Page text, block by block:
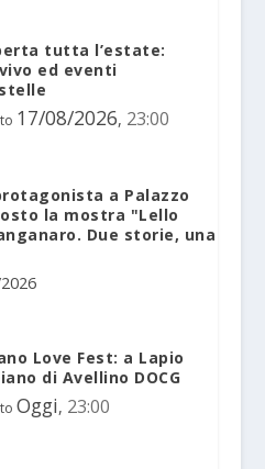
tutta l’estate:
ed eventi
to 17/08/2026, 23:00
a Palazzo
la mostra "Lello
Due storie, una
Love Fest: a Lapio
di Avellino DOCG
to Oggi, 23:00